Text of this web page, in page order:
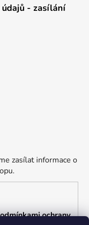
- zasílání
zasílat informace o
ochrany